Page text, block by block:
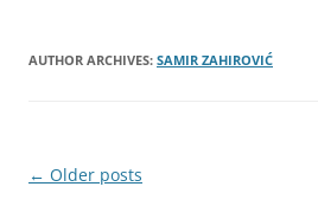
AUTHOR ARCHIVES: SAMIR ZAHIROVIĆ
Post
← Older posts